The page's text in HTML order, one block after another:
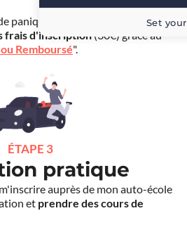
panique ! Je peux bénéficier du
frais d'inscription (30€) grâce au
Remboursé".
ÉTAPE 3
pratique
auprès de mon auto-école
et prendre des cours de
Set